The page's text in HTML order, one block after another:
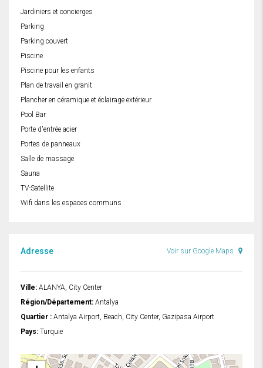
Jardiniers et concierges
Parking
Parking couvert
Piscine
Piscine pour les enfants
Plan de travail en granit
Plancher en céramique et éclairage extérieur
Pool Bar
Porte d'entrée acier
Portes de panneaux
Salle de massage
Sauna
TV-Satellite
Wifi dans les espaces communs
Adresse Voir sur Google Maps
Ville: ALANYA, City Center
Région/Département: Antalya
Quartier : Antalya Airport, Beach, City Center, Gazipasa Airport
Pays: Turquie